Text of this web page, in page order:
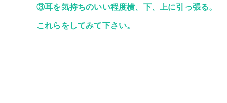
③耳を気持ちのいい程度横、下、上に引っ張る。
これらをしてみて下さい。